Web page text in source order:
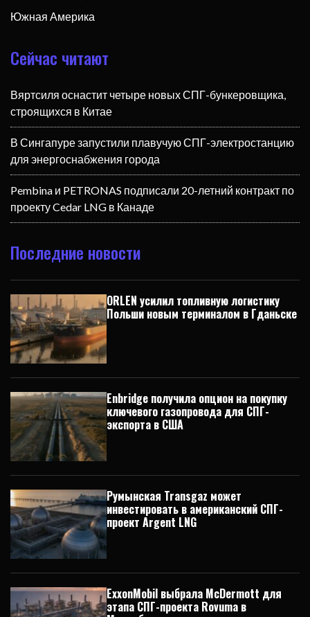
Южная Америка
Сейчас читают
Вяртсиля оснастит четыре новых СПГ-бункеровщика,
строящихся в Китае
В Сингапуре запустили плавучую СПГ-электростанцию
для энергоснабжения города
Pembina и PETRONAS подписали 20-летний контракт по
проекту Cedar LNG в Канаде
Последние новости
ORLEN усилил топливную логистику
Польши новым терминалом в Гданьске
Enbridge получила опцион на покупку
ключевого газопровода для СПГ-
экспорта в США
Румынская Transgaz может
инвестировать в американский СПГ-
проект Argent LNG
ExxonMobil выбрала McDermott для
этапа СПГ-проекта Rovuma в